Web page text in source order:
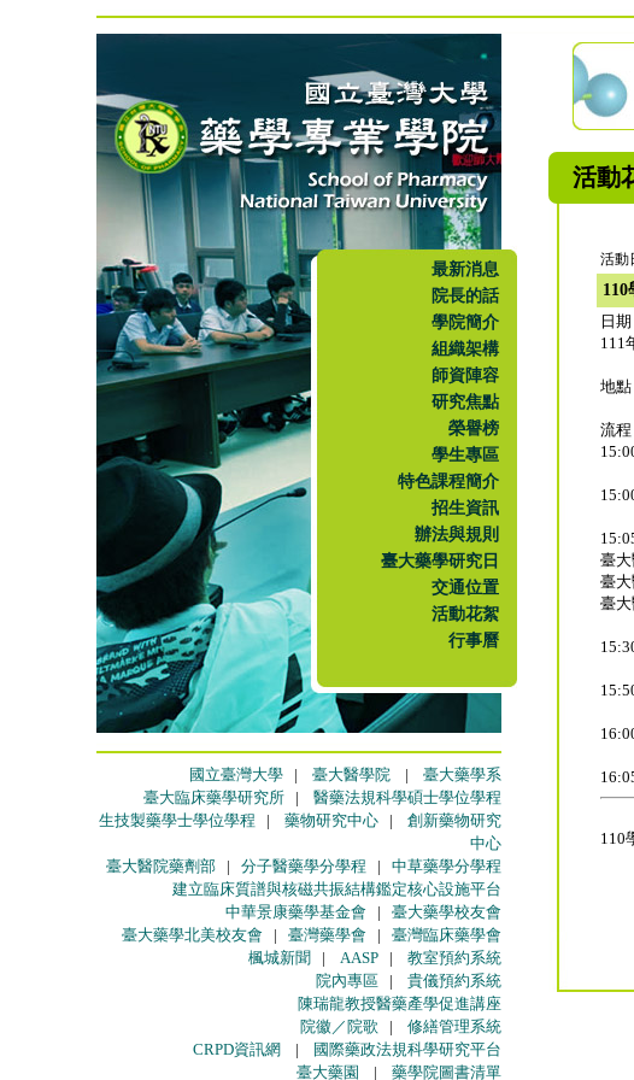
最新消息
院長的話
學院簡介
組織架構
師資陣容
研究焦點
榮譽榜
學生專區
特色課程簡介
招生資訊
辦法與規則
臺大藥學研究日
交通位置
活動花絮
行事曆
國立臺灣大學| 臺大醫學院| 臺大藥學系
臺大臨床藥學研究所| 醫藥法規科學碩士學位學程
生技製藥學士學位學程 | 藥物研究中心| 創新藥物研究
中心
臺大醫院藥劑部| 分子醫藥學分學程 | 中草藥學分學程
建立臨床質譜與核磁共振結構鑑定核心設施平台
中華景康藥學基金會| 臺大藥學校友會
臺大藥學北美校友會| 臺灣藥學會| 臺灣臨床藥學會
楓城新聞 | AASP| 教室預約系統
院內專區| 貴儀預約系統
陳瑞龍教授醫藥產學促進講座
院徽／院歌 | 修繕管理系統
CRPD資訊網 |
國際藥政法規科學研究平台
臺大藥園 | 藥學院圖書清單
活動
活動
日期
111
地
流程
臺
臺
臺
110